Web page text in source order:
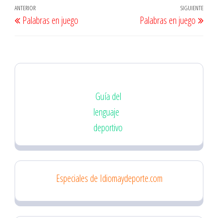
Navegación
de
Entrada
anterior
ANTERIOR
Palabras en juego
SIGUIENTE
Palabras en juego
Guía del
lenguaje
deportivo
Especiales de Idiomaydeporte.com